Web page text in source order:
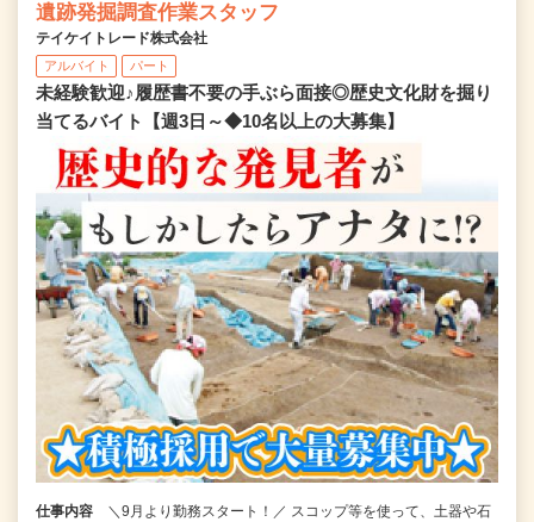
遺跡発掘調査作業スタッフ
テイケイトレード株式会社
アルバイト パート
未経験歓迎♪履歴書不要の手ぶら面接◎歴史文化財を掘り
当てるバイト【週3日～◆10名以上の大募集】
仕事内容
＼9月より勤務スタート！／ スコップ等を使って、土器や石